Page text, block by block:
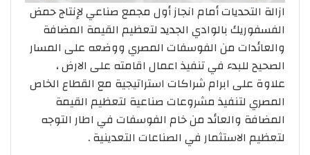
ازالة التحديات أمام انجاز أول مجمع صناعي لإنتاج حمض
الفسفوريك بالوادي الجديد لتعظيم القيمة المضافة
والعائدات من الفوسفات المصري ووضعه على المسار
الصحيح للبدء في تنفيذ اعمال اقامته على الارض ،
علاوة على ابرام شراكات استراتيجية مع القطاع الخاص
المصري لتنفيذ مشروعات صناعية لتعظيم القيمة
المضافة والعائد من خام الفوسفات في اطار التوجه
لتعظيم الاستثمار في الصناعات التعدينية .